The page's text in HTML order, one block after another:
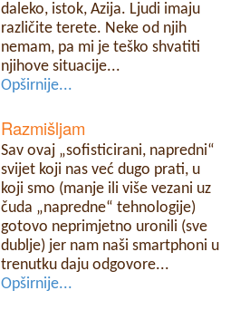
daleko, istok, Azija. Ljudi imaju
različite terete. Neke od njih
nemam, pa mi je teško shvatiti
njihove situacije...
Opširnije...
Razmišljam
Sav ovaj „sofisticirani, napredni“
svijet koji nas već dugo prati, u
koji smo (manje ili više vezani uz
čuda „napredne“ tehnologije)
gotovo neprimjetno uronili (sve
dublje) jer nam naši smartphoni u
trenutku daju odgovore...
Opširnije...